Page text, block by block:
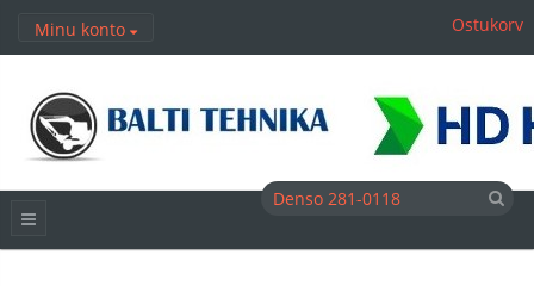
Minu konto Ostukorv